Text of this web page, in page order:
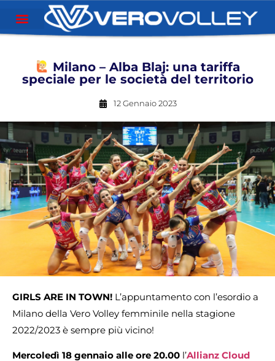
Milano – Alba Blaj: una tariffa
speciale per le società del territorio
12 Gennaio 2023
GIRLS ARE IN TOWN! L’appuntamento con l’esordio a
Milano della Vero Volley femminile nella stagione
2022/2023 è sempre più vicino!
Mercoledì 18 gennaio alle ore 20.00 l’Allianz Cloud